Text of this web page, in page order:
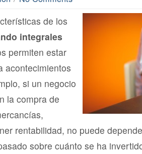
de los
integrales
permiten estar
acontecimientos
si un negocio
la compra de
rentabilidad, no puede
sobre cuánto se ha